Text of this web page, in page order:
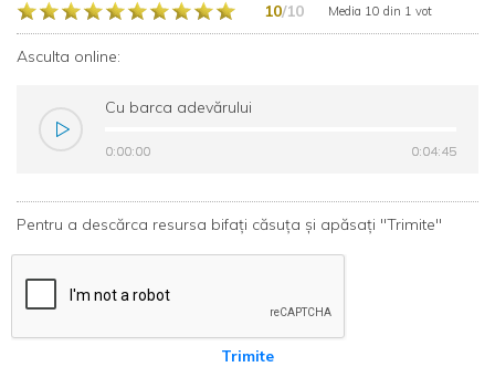
10/10 Media 10 din 1 vot
Asculta online:
Cu barca adevărului
0:00:00 0:04:45
0:00:00 0:04:45
Pentru a descărca resursa bifați căsuța și apăsați "Trimite"
Trimite